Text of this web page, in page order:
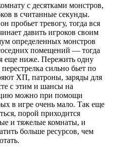
с десятками монстров,
в считанные секунды.
пробьет тревогу, тогда вся
давить игроков своим
определенных монстров
помещений — тогда
еще ниже. Пережить одну
сильно бьет по
ХП, патроны, заряды для
с этим и шансы на
можно при помощи
в игре очень мало. Так еще
порой приходится
и тяжелые комнаты, и
больше ресурсов, чем